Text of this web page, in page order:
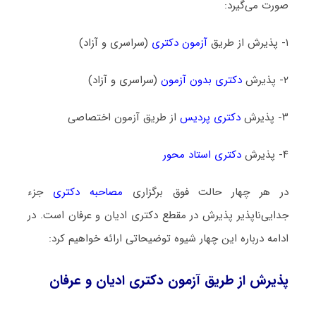
صورت می‌گیرد:
۱- پذیرش از طریق آزمون دکتری (سراسری و آزاد)
۲- پذیرش دکتری بدون آزمون(سراسری و آزاد)
۳- پذیرش دکتری پردیساز طریق آزمون اختصاصی
۴- پذیرش دکتری استاد محور
در هر چهار حالت فوق برگزاری مصاحبه دکتری جزء
جدایی‌ناپذیر پذیرش در مقطع دکتری ادیان و عرفان است. در
ادامه درباره این چهار شیوه توضیحاتی ارائه خواهیم کرد:
پذیرش از طریق آزمون دکتری ادیان و عرفان